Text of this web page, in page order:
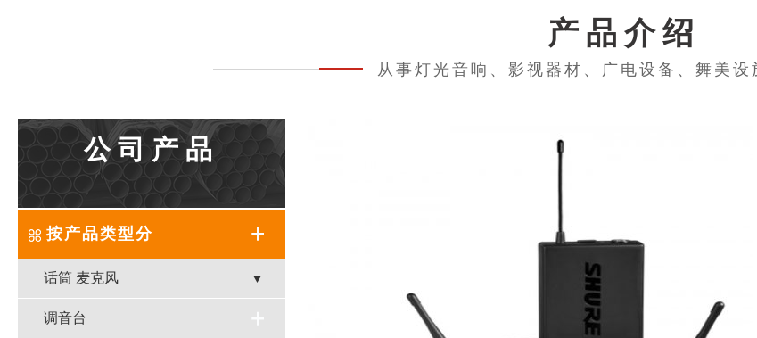
产品介绍
从事灯光音响、影视器材、广电设备、舞美
公司产品
按产品类型分
话筒 麦克风
调音台